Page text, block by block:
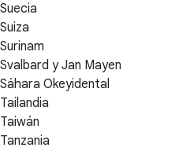
Suecia
Suiza
Surinam
Svalbard y Jan Mayen
Sáhara Okeyidental
Tailandia
Taiwán
Tanzania